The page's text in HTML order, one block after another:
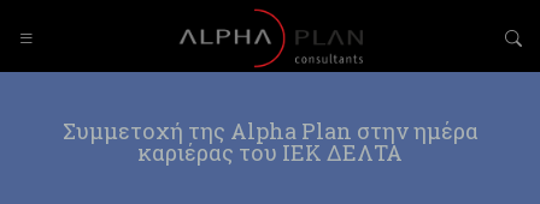
Συμμετοχή της Alpha Plan στην ημέρα
καριέρας του ΙΕΚ ΔΕΛΤΑ